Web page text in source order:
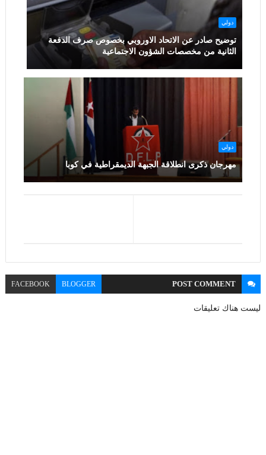
دولي
توضيح صادر عن الاتحاد الاوروبي بخصوص صرف الدفعة
الثانية من مخصصات الشؤون الاجتماعية
دولي
مهرجان ذكرى انطلاقة الجبهة الديمقراطية في كوبا
POSTCOMMENT
BLOGGER
FACEBOOK
ليست هناك تعليقات